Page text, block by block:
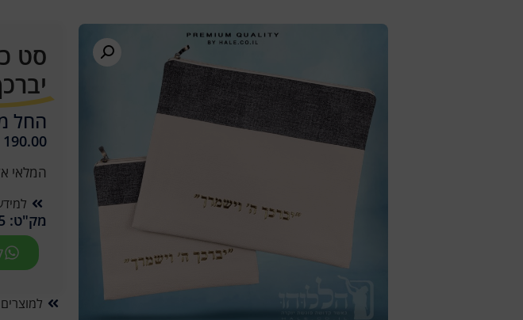
סט
יברכך
החל מ:
190.00
המלאי
מק"ט: 245